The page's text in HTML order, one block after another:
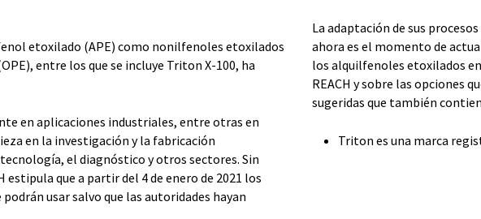
etoxilado (APE) como nonilfenoles etoxilados
entre los que se incluye Triton X-100, ha
en aplicaciones industriales, entre otras en
en la investigación y la fabricación
el diagnóstico y otros sectores. Sin
estipula que a partir del 4 de enero de 2021 los
podrán usar salvo que las autoridades hayan
La adaptación de sus
ahora es el momento de
los alquilfenoles etoxilados
REACH y sobre las opciones
sugeridas que también
Triton es una marca